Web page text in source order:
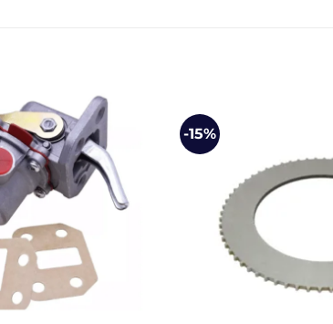
-15%